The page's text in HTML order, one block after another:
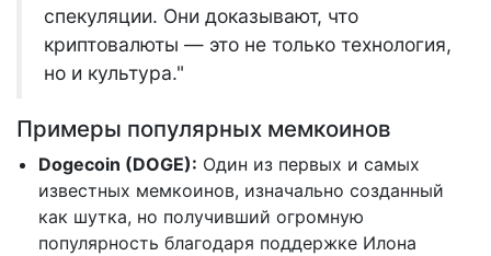
спекуляции. Они доказывают, что
криптовалюты — это не только технология,
но и культура."
Примеры популярных мемкоинов
Dogecoin (DOGE): Один из первых и самых
известных мемкоинов, изначально созданный
как шутка, но получивший огромную
популярность благодаря поддержке Илона